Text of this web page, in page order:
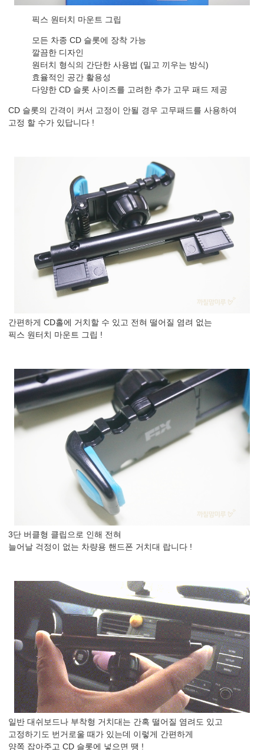
픽스 원터치 마운트 그립
모든 차종 CD 슬롯에 장착 가능
깔끔한 디자인
원터치 형식의 간단한 사용법 (밀고 끼우는 방식)
효율적인 공간 활용성
다양한 CD 슬롯 사이즈를 고려한 추가 고무 패드 제공
CD 슬롯의 간격이 커서 고정이 안될 경우 고무패드를 사용하여
고정 할 수가 있답니다 !
간편하게 CD홀에 거치할 수 있고 전혀 떨어질 염려 없는
픽스 원터치 마운트 그립 !
3단 버클형 클립으로 인해 전혀
늘어날 걱정이 없는 차량용 핸드폰 거치대 랍니다 !
일반 대쉬보드나 부착형 거치대는 간혹 떨어질 염려도 있고
고정하기도 번거로울 때가 있는데 이렇게 간편하게
양쪽 잡아주고 CD 슬롯에 넣으면 땡 !